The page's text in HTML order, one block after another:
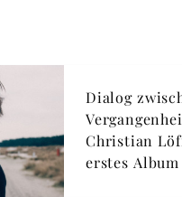
Dialog
Christian
erstes Album